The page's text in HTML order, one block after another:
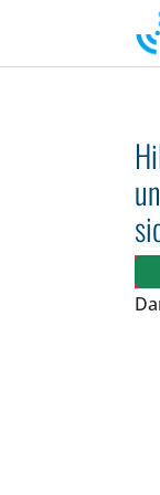
Skip to main
Skip to main
Skip to page